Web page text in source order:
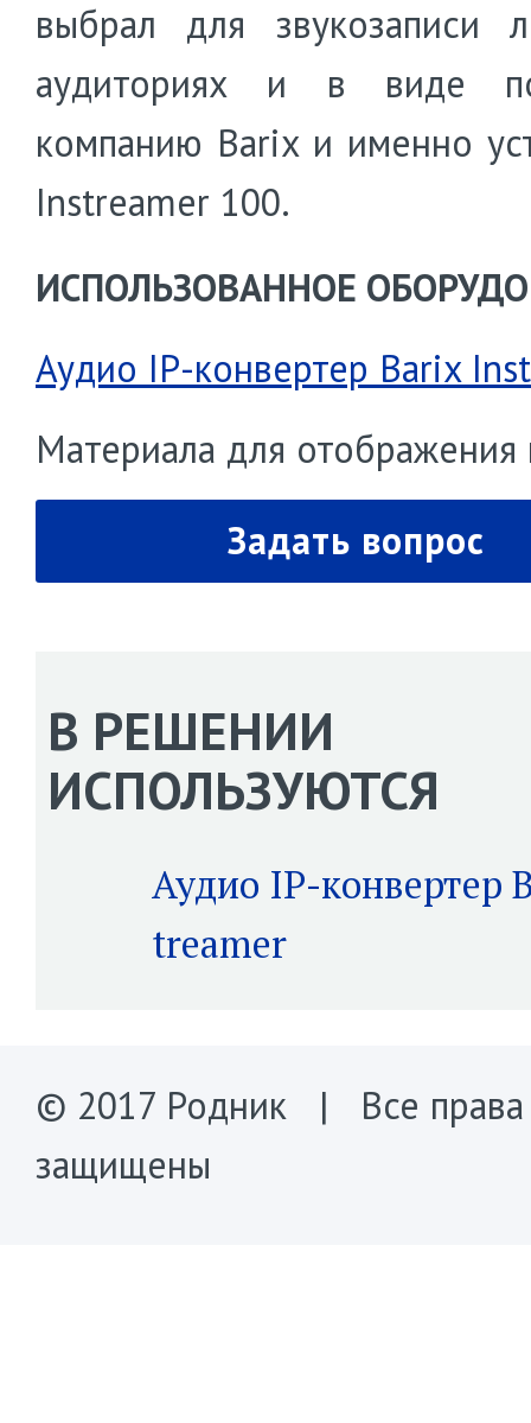
выбрал для звукозаписи
аудиториях и в виде
компанию Barix и именно
Instreamer 100.
ИСПОЛЬЗОВАННОЕ
Аудио IP-конвертер Barix
Материала для отображения
Задать вопрос
В РЕШЕНИИ
ИСПОЛЬЗУЮТСЯ
Аудио IP-конвертер
treamer
© 2017 Родник | Все права
защищены